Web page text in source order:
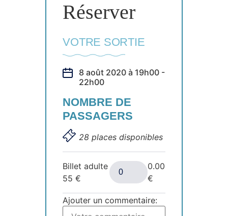
Réserver
VOTRE SORTIE
8 août 2020 à 19h00 -
22h00
NOMBRE DE
PASSAGERS
28 places disponibles
Billet adulte
55€
0.00
€
Ajouter un commentaire: